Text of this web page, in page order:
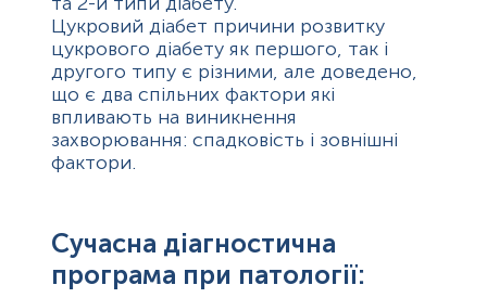
Цукровий діабет причини розвитку
цукрового діабету як першого, так і
другого типу є різними, але доведено,
що є два спільних фактори які
впливають на виникнення
захворювання: спадковість і зовнішні
фактори.
Сучасна діагностична
програма при патології: